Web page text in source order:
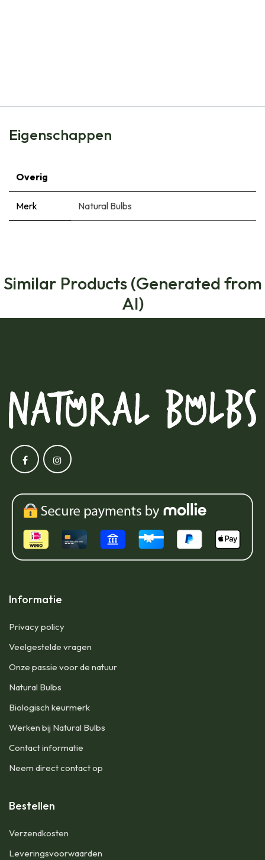
Eigenschappen
Overig
Merk Natural Bulbs
Similar Products (Generated from
AI)
Informatie
Privacy policy
Veelgestelde vragen
Onze passie voor de natuur
Natural Bulbs
Biologisch keurmerk
Werken bij Natural Bulbs
Contact informatie
Neem direct contact op
Bestellen
Verzendkosten
Leveringsvoorwaarden